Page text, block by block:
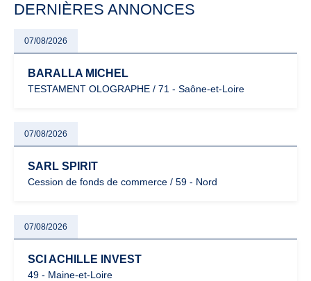
DERNIÈRES ANNONCES
07/08/2026
BARALLA MICHEL
TESTAMENT OLOGRAPHE / 71 - Saône-et-Loire
07/08/2026
SARL SPIRIT
Cession de fonds de commerce / 59 - Nord
07/08/2026
SCI ACHILLE INVEST
49 - Maine-et-Loire